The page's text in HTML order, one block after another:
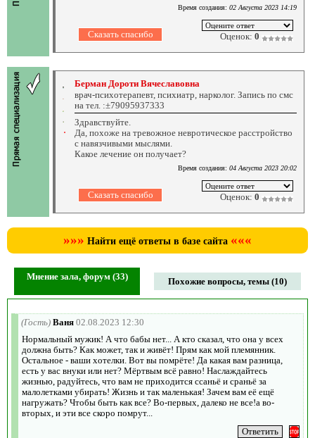
Время создания: 02 Августа 2023 14:19
Оценок: 0
Берман Дороти Вячеславовна
врач-психотерапевт, психиатр, нарколог. Запись по смс
на тел. :±79095937333
Здравствуйте.
Да, похоже на тревожное невротическое расстройство
с навязчивыми мыслями.
Какое лечение он получает?
Время создания: 04 Августа 2023 20:02
Оценок: 0
»»» Найти ещё ответы в базе сайта «««
Мнение зала, форум (33) Похожие вопросы, темы (10)
(Гость) Ваня 02.08.2023 12:30
Нормальный мужик! А что бабы нет... А кто сказал, что она у всех
должна быть? Как может, так и живёт! Прям как мой племянник.
Остальное - ваши хотелки. Вот вы помрёте! Да какая вам разница,
есть у вас внуки или нет? Мёртвым всё равно! Наслаждайтесь
жизнью, радуйтесь, что вам не приходится ссаньё и сраньё за
малолетками убирать! Жизнь и так маленькая! Зачем вам её ещё
нагружать? Чтобы быть как все? Во-первых, далеко не все!а во-
вторых, и эти все скоро помрут...